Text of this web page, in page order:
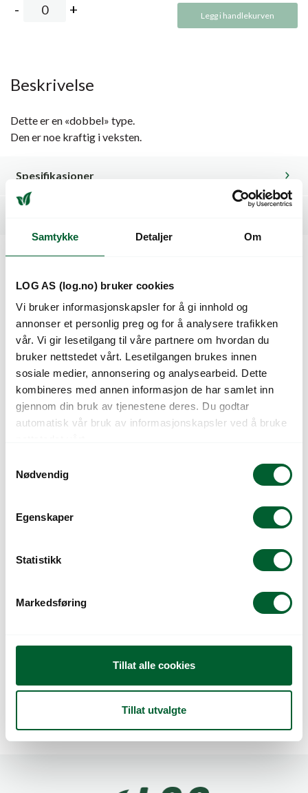
Samtykke Detaljer Om
LOG AS (log.no) bruker cookies
Vi bruker informasjonskapsler for å gi innhold og
annonser et personlig preg og for å analysere trafikken
vår. Vi gir lesetilgang til våre partnere om hvordan du
bruker nettstedet vårt. Lesetilgangen brukes innen
sosiale medier, annonsering og analysearbeid. Dette
kombineres med annen informasjon de har samlet inn
gjennom din bruk av tjenestene deres. Du godtar
automatisk vår bruk av informasjonskapsler ved å bruke
Nødvendig
Egenskaper
Statistikk
Markedsføring
Tillat alle cookies
Tillat utvalgte
Legg i handlekurven
Beskrivelse
Dette er en «dobbel» type.
Den er noe kraftig i veksten.
Spesifikasjoner
Kunder så også på
SIZZLE MIX.
SIZZLE ORANGE
VIOLA HYBRID
QUICKTIME BLUE
VIOLA HYBRID
QUICKTIME MICKEY